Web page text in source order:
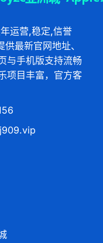
运营,稳定,信誉
最新官网地址、
与手机版支持流畅
项目丰富，官方客